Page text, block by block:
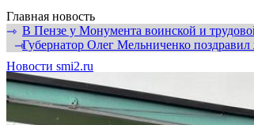
Главная новость
⇾ В Пензе у Монумента воинской и
⇾Губернатор Олег Мельниченко
Новости smi2.ru